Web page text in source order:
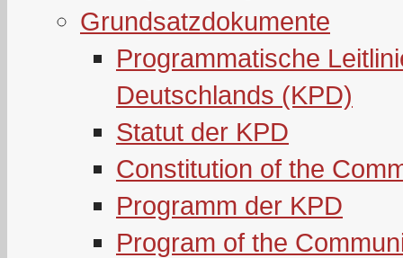
Grundsatzdokumente
Programmatische
Deutschlands (KPD)
Statut der KPD
Constitution of the
Programm der KPD
Program of the